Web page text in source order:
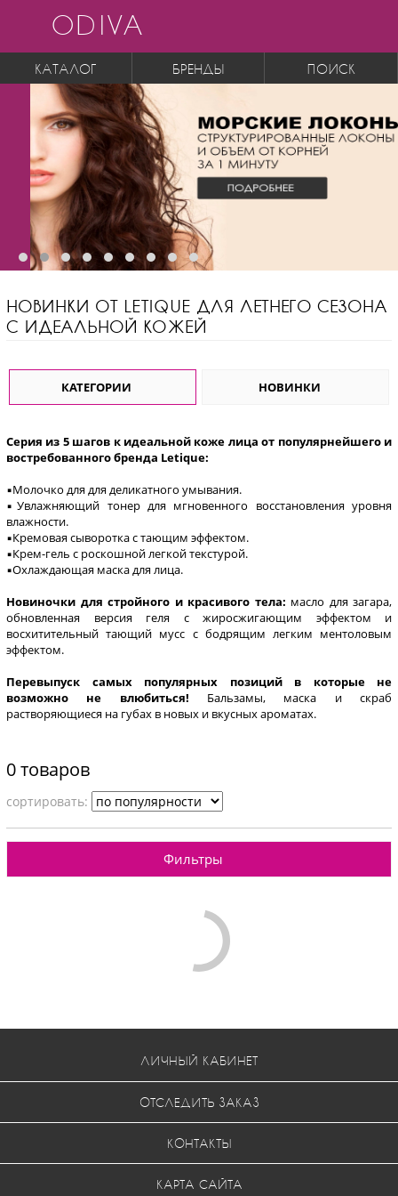
ODIVA
КАТАЛОГ БРЕНДЫ ПОИСК
НОВИНКИ ОТ LETIQUE ДЛЯ ЛЕТНЕГО СЕЗОНА
С ИДЕАЛЬНОЙ КОЖЕЙ
КАТЕГОРИИ НОВИНКИ
Серия из 5 шагов к идеальной коже лица от популярнейшего и
востребованного бренда Letique:
▪️Молочко для для деликатного умывания.
▪️Увлажняющий тонер для мгновенного восстановления уровня
влажности.
▪️Кремовая сыворотка с тающим эффектом.
▪️Крем-гель с роскошной легкой текстурой.
▪️Охлаждающая маска для лица.
Новиночки для стройного и красивого тела: масло для загара,
обновленная версия геля с жиросжигающим эффектом и
восхитительный тающий мусс с бодрящим легким ментоловым
эффектом.
Перевыпуск самых популярных позиций в которые не
возможно не влюбиться! Бальзамы, маска и скраб
растворяющиеся на губах в новых и вкусных ароматах.
0 товаров
cортировать:
Фильтры
ЛИЧНЫЙ КАБИНЕТ
ОТСЛЕДИТЬ ЗАКАЗ
КОНТАКТЫ
КАРТА САЙТА